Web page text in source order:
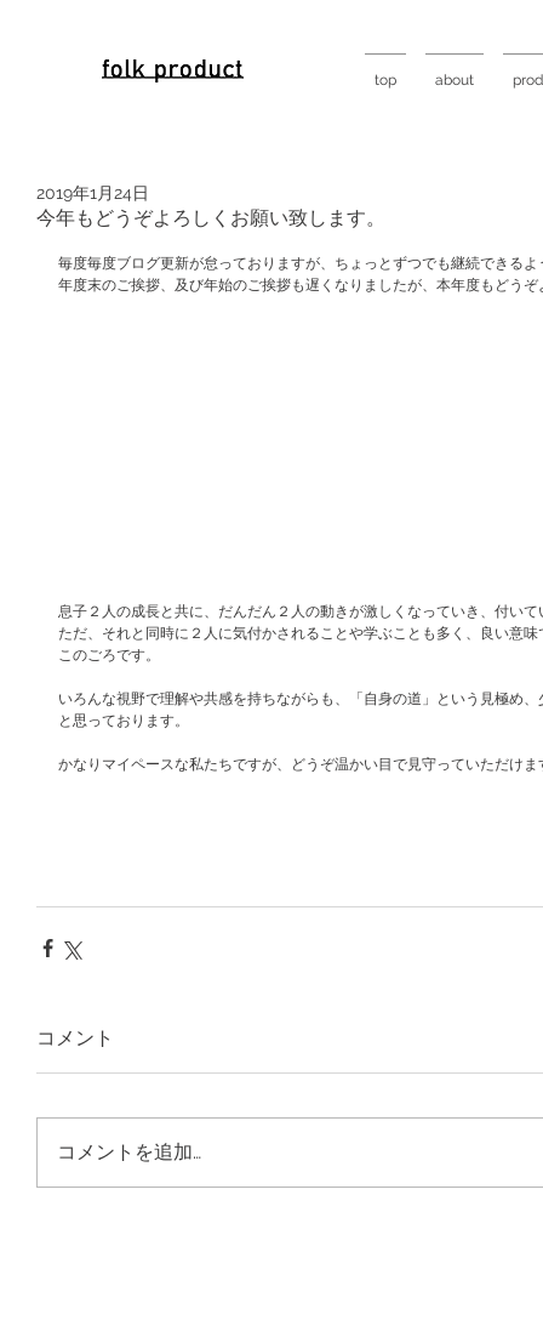
top about
今年もどうぞよろしくお願い致します。
2019年1月24日
毎度毎度ブログ更新が怠っておりますが、ちょっとずつでも継続できる
年度末のご挨拶、及び年始のご挨拶も遅くなりましたが、本年度もどう
息子２人の成長と共に、だんだん２人の動きが激しくなっていき、付いて
ただ、それと同時に２人に気付かされることや学ぶことも多く、良い意
このごろです。
いろんな視野で理解や共感を持ちながらも、「自身の道」という見極め
と思っております。
かなりマイペースな私たちですが、どうぞ温かい目で見守っていただけ
コメント
コメントを追加…